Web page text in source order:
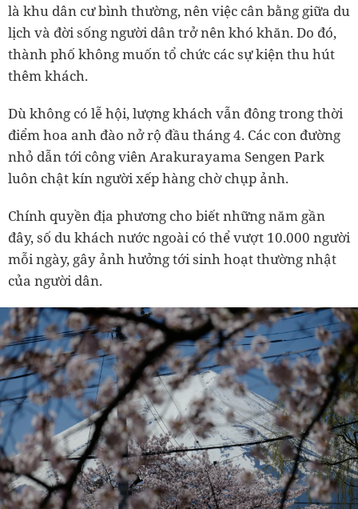
là khu dân cư bình thường, nên việc cân bằng giữa du
lịch và đời sống người dân trở nên khó khăn. Do đó,
thành phố không muốn tổ chức các sự kiện thu hút
thêm khách.
Dù không có lễ hội, lượng khách vẫn đông trong thời
điểm hoa anh đào nở rộ đầu tháng 4. Các con đường
nhỏ dẫn tới công viên Arakurayama Sengen Park
luôn chật kín người xếp hàng chờ chụp ảnh.
Chính quyền địa phương cho biết những năm gần
đây, số du khách nước ngoài có thể vượt 10.000 người
mỗi ngày, gây ảnh hưởng tới sinh hoạt thường nhật
của người dân.